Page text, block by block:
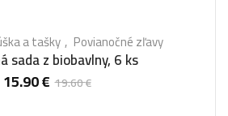
a tašky Povianočné zľavy
sada z biobavlny, 6 ks
19.60€
15.90€